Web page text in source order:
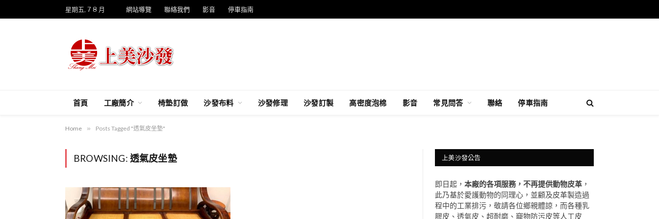
星期五, 7 8 月 網站導覽 聯絡我們 影音 停車指南
首頁 工廠簡介 椅墊訂做 沙發布料 沙發修理 沙發訂製 高密度泡棉 影音 常見問答 聯絡 停車指南
Home » Posts Tagged "透氣皮坐墊"
BROWSING: 透氣皮坐墊 上美沙發公告
即日起， 本廠的各項服務，不再提供動物皮革 ，
此乃基於愛護動物的同理心，並顧及皮革製造過
程中的工業排污，敬請各位鄉親體諒，而各種乳
膠皮、透氣皮、超耐磨、竉物防污皮等人工皮